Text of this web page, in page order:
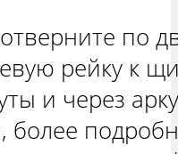
по
рейку к
и через
более